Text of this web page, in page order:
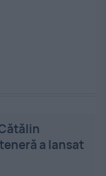
a lansat